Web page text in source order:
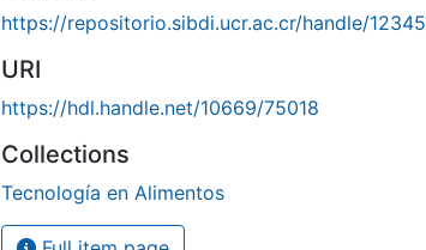
https://repositorio.sibdi.ucr.ac.cr/handle/
URI
https://hdl.handle.net/10669/75018
Collections
Tecnología en Alimentos